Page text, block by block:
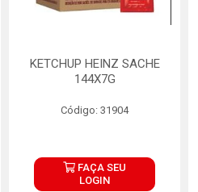
KETCHUP HEINZ SACHE
144X7G
Código: 31904
FAÇA SEU
LOGIN